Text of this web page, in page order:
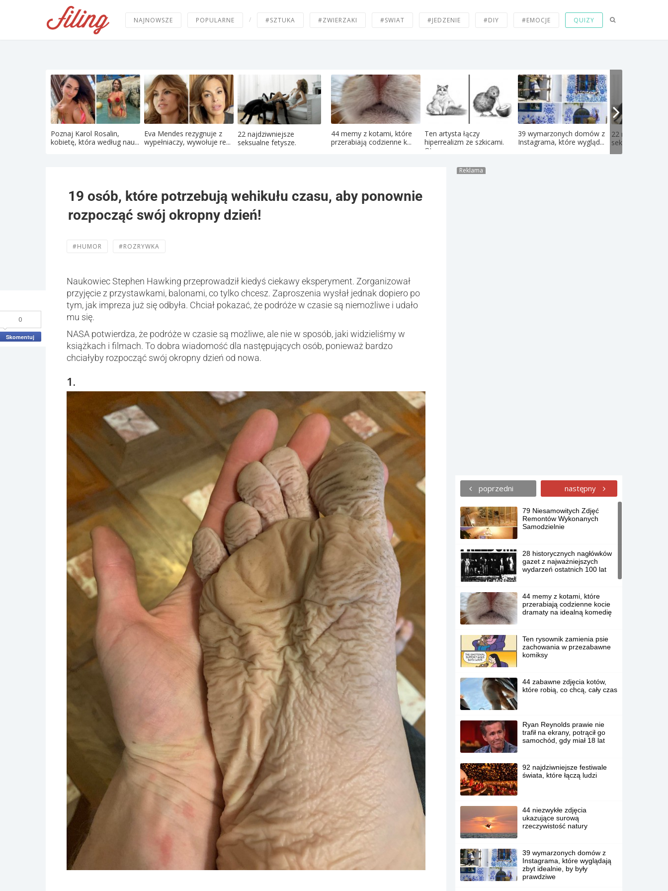
NAJNOWSZE POPULARNE / #SZTUKA #ZWIERZAKI #SWIAT #JEDZENIE #DIY #EMOCJE QUIZY
Poznaj Karol Rosalin,
kobietę, która według nau...
Eva Mendes rezygnuje z
wypełniaczy, wywołuje re...
22 najdziwniejsze
seksualne fetysze.
44 memy z kotami, które
przerabiają codzienne k...
Ten artysta łączy
hiperrealizm ze szkicami.
Oto...
39 wymarzonych domów z
Instagrama, które wygląd...
22 najdziwniejsze
seksualne
19 osób, które potrzebują wehikułu czasu, aby ponownie
rozpocząć swój okropny dzień!
#HUMOR #ROZRYWKA
0
Skomentuj
Naukowiec Stephen Hawking przeprowadził kiedyś ciekawy eksperyment. Zorganizował
przyjęcie z przystawkami, balonami, co tylko chcesz. Zaproszenia wysłał jednak dopiero po
tym, jak impreza już się odbyła. Chciał pokazać, że podróże w czasie są niemożliwe i udało
mu się.
NASA potwierdza, że podróże w czasie są możliwe, ale nie w sposób, jaki widzieliśmy w
książkach i filmach. To dobra wiadomość dla następujących osób, ponieważ bardzo
chciałyby rozpocząć swój okropny dzień od nowa.
1.
Reklama
poprzedni następny
79 Niesamowitych Zdjęć
Remontów Wykonanych
Samodzielnie
28 historycznych nagłówków
gazet z najważniejszych
wydarzeń ostatnich 100 lat
44 memy z kotami, które
przerabiają codzienne kocie
dramaty na idealną komedię
Ten rysownik zamienia psie
zachowania w przezabawne
komiksy
44 zabawne zdjęcia kotów,
które robią, co chcą, cały czas
Ryan Reynolds prawie nie
trafił na ekrany, potrącił go
samochód, gdy miał 18 lat
92 najdziwniejsze festiwale
świata, które łączą ludzi
44 niezwykłe zdjęcia
ukazujące surową
rzeczywistość natury
39 wymarzonych domów z
Instagrama, które wyglądają
zbyt idealnie, by były
prawdziwe